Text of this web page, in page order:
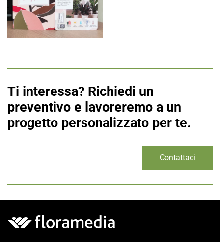
Ti interessa? Richiedi un
preventivo e lavoreremo a un
progetto personalizzato per te.
Contattaci